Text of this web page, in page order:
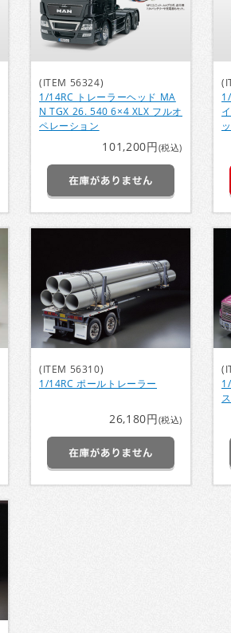
(ITEM 56324)
1/14RC トレーラーヘッド MA
N TGX 26. 540 6×4 XLX フルオ
ペレーション
101,200円(税込)
(ITEM 56310)
1/14RC ポールトレーラー
26,180円(税込)
ス